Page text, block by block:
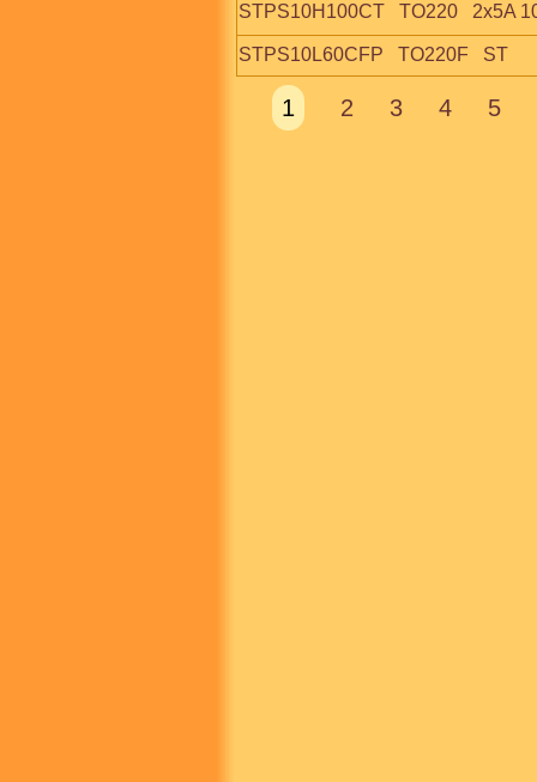
STPS10H100CT   TO220   2x5A
STPS10L60CFP   TO220F   ST
1 2 3 4 5